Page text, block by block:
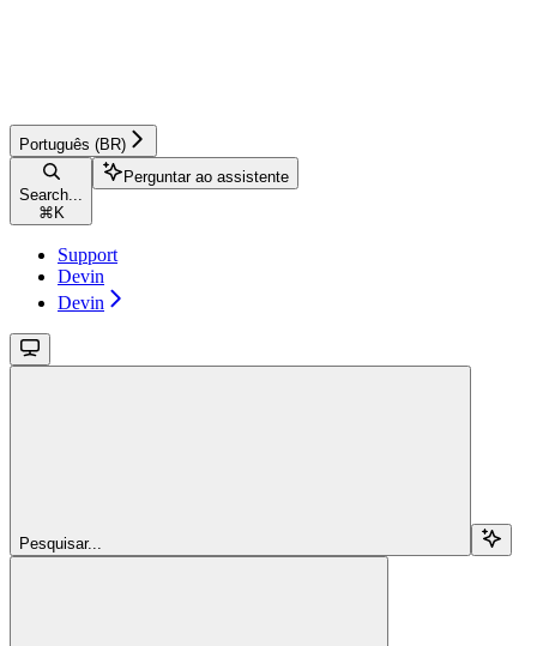
Português (BR)
Search...
⌘ K
Perguntar ao assistente
Support
Devin
Devin
Pesquisar...